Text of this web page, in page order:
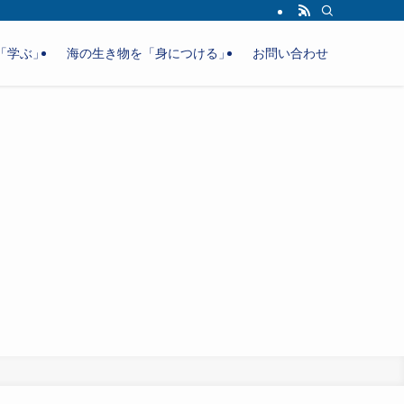
学ぶ」 海の生き物を「身につける」 お問い合わせ